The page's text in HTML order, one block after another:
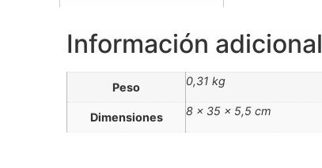
Información adicional
Peso 0,31 kg
Dimensiones 8 × 35 × 5,5 cm